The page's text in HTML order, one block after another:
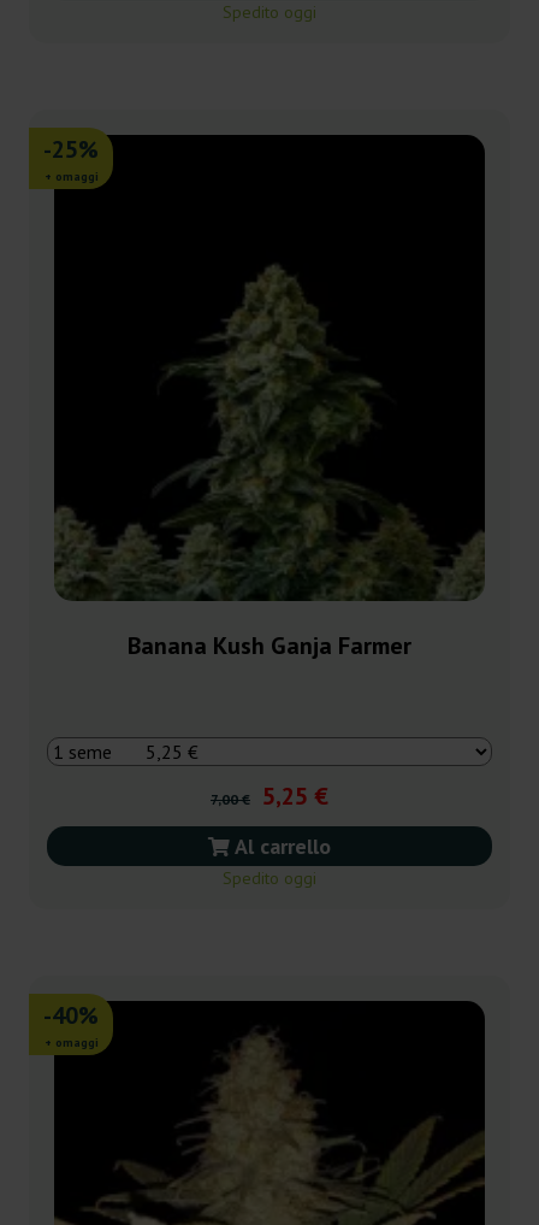
Spedito oggi
-25%
+ omaggi
Banana Kush Ganja Farmer
7,00 € 5,25 €
Al carrello
Spedito oggi
-40%
+ omaggi